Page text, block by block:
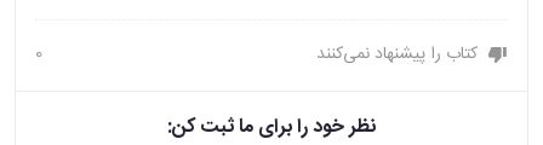
کتاب را پیشنهاد نمی‌کنند 0
نظر خود را برای ما ثبت کن: